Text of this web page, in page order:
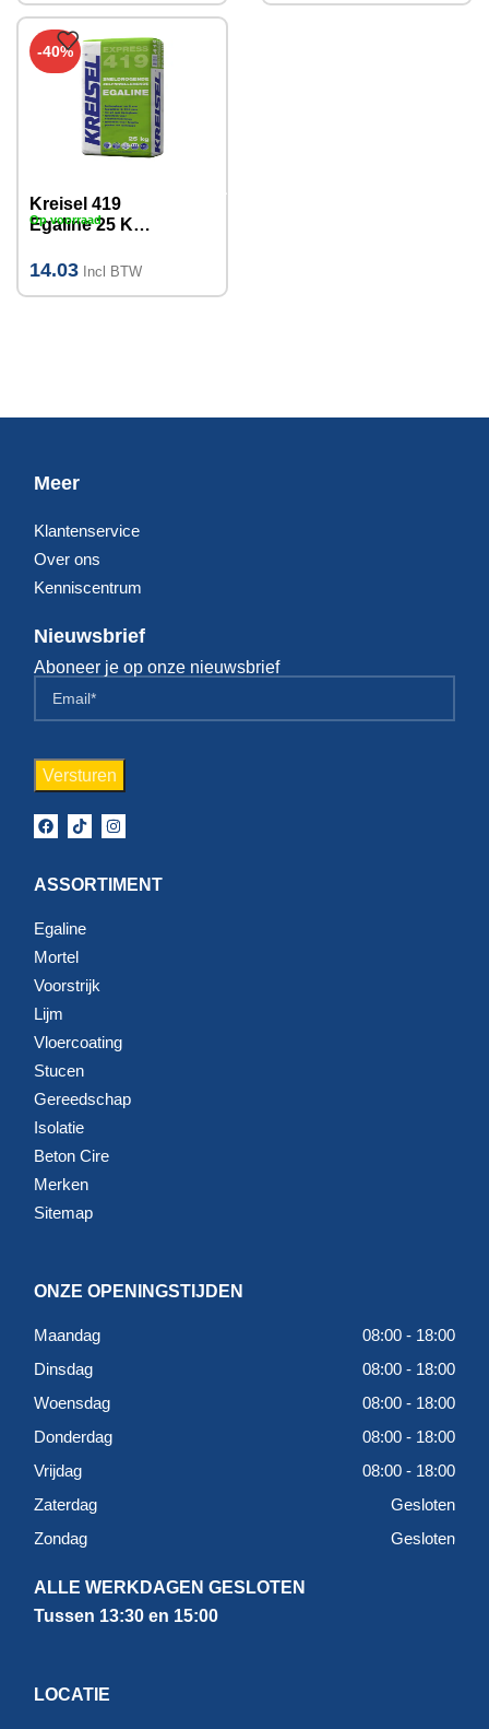
-40%
Kreisel 419
Egaline 25 KG
14.03 Incl BTW
Op voorraad
Meer
Klantenservice
Over ons
Kenniscentrum
Nieuwsbrief
Aboneer je op onze nieuwsbrief
ASSORTIMENT
Egaline
Mortel
Voorstrijk
Lijm
Vloercoating
Stucen
Gereedschap
Isolatie
Beton Cire
Merken
Sitemap
ONZE OPENINGSTIJDEN
Maandag
08:00 - 18:00
Dinsdag
08:00 - 18:00
Woensdag
08:00 - 18:00
Donderdag
08:00 - 18:00
Vrijdag
08:00 - 18:00
Zaterdag
Gesloten
Zondag
Gesloten
ALLE WERKDAGEN GESLOTEN
Tussen 13:30 en 15:00
LOCATIE